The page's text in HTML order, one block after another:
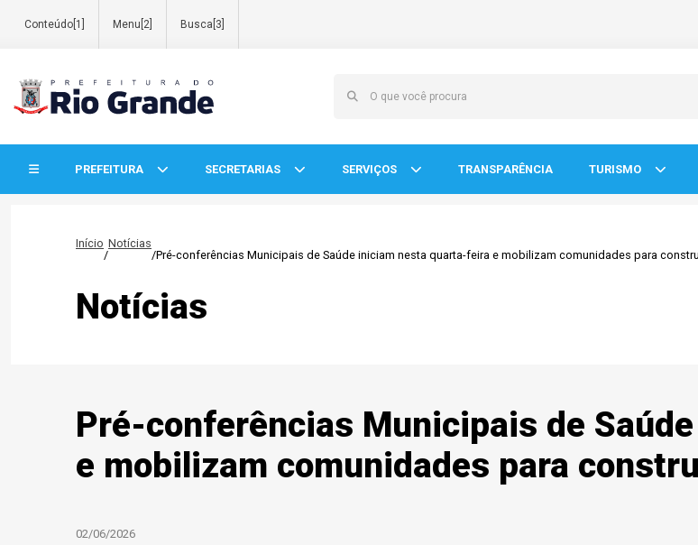
Conteúdo[1] Menu[2] Busca[3]
PREFEITURA SECRETARIAS SERVIÇOS TRANSPARÊNCIA TURISMO
Início
/
Notícias
/Pré-conferências Municipais de Saúde iniciam nesta quarta-feira e mobilizam comunidades para
Notícias
Pré-conferências Municipais de
e mobilizam comunidades para
02/06/2026